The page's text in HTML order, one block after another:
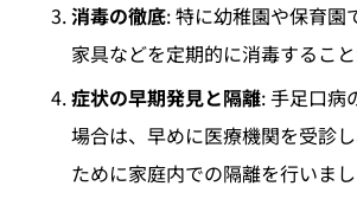
消毒の徹底: 特に幼稚園や保育園
家具などを定期的に消毒すること
症状の早期発見と隔離: 手足口病
場合は、早めに医療機関を受診
ために家庭内での隔離を行いまし